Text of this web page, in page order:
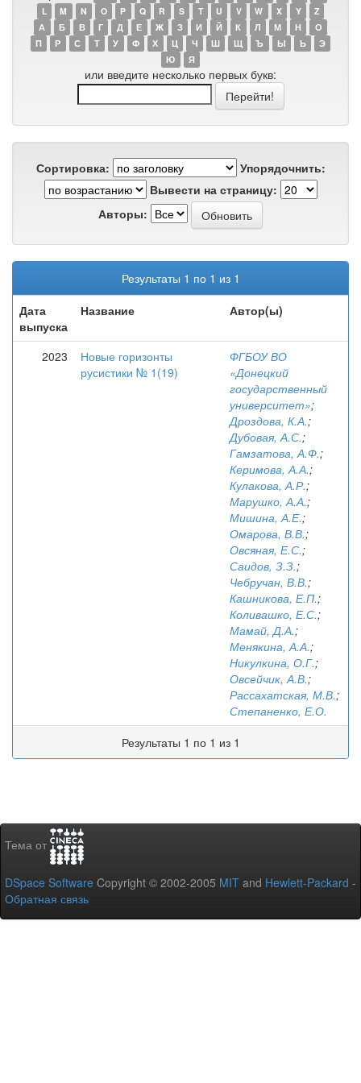
L
M N O P Q R S T U V W X Y
Z
А
Б В Г Д Е Ж З И Й К Л М Н
О
П
Р С Т У Ф Х Ц Ч Ш Щ Ъ Ы Ь
Э
Ю
Я
или введите несколько первых букв:
Сортировка:
Упорядочнить:
Вывести на страницу:
Авторы:
Результаты 1 по 1 из 1
Дата
выпуска
Название Автор(ы)
2023
Новые горизонты
русистики № 1(19)
ФГБОУ ВО
«Донецкий
государственный
университет»;
Дроздова, К.А.;
Дубовая, А.С.;
Гамзатова, А.Ф.;
Керимова, А.А.;
Кулакова, А.Р.;
Марушко, А.А.;
Мишина, А.Е.;
Омарова, В.В.;
Овсяная, Е.С.;
Саидов, З.З.;
Чебручан, В.В.;
Кашникова, Е.П.;
Коливашко, Е.С.;
Мамай, Д.А.;
Менякина, А.А.;
Никулкина, О.Г.;
Овсейчик, А.В.;
Рассахатская, М.В.;
Степаненко, Е.О.
Результаты 1 по 1 из 1
Тема от
DSpace Software Copyright © 2002-2005 MIT and Hewlett-Packard -
Обратная связь